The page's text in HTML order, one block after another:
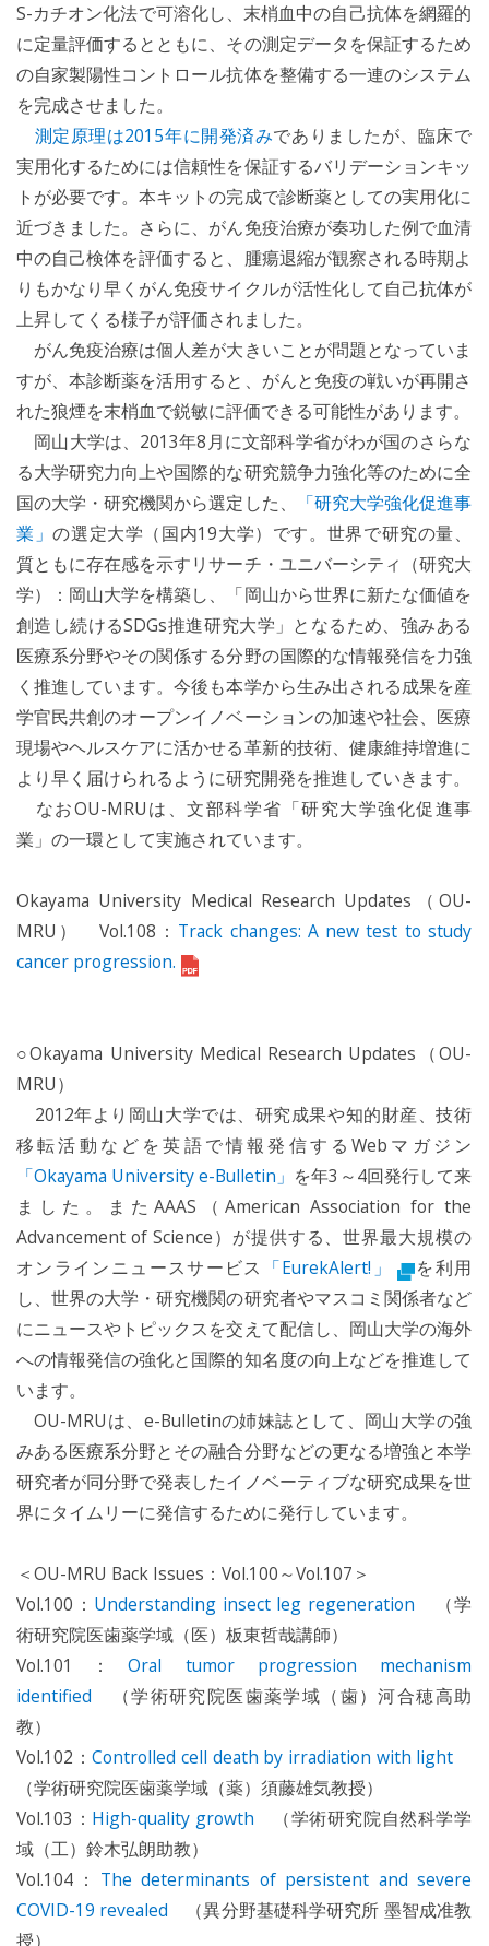
S-カチオン化法で可溶化し、末梢血中の自己抗体を網羅的
に定量評価するとともに、その測定データを保証するため
の自家製陽性コントロール抗体を整備する一連のシステム
を完成させました。
測定原理は2015年に開発済みでありましたが、臨床で
実用化するためには信頼性を保証するバリデーションキッ
トが必要です。本キットの完成で診断薬としての実用化に
近づきました。さらに、がん免疫治療が奏功した例で血清
中の自己検体を評価すると、腫瘍退縮が観察される時期よ
りもかなり早くがん免疫サイクルが活性化して自己抗体が
上昇してくる様子が評価されました。
がん免疫治療は個人差が大きいことが問題となっていま
すが、本診断薬を活用すると、がんと免疫の戦いが再開さ
れた狼煙を末梢血で鋭敏に評価できる可能性があります。
岡山大学は、2013年8月に文部科学省がわが国のさらな
る大学研究力向上や国際的な研究競争力強化等のために全
国の大学・研究機関から選定した、
「研究大学強化促進事
業」の選定大学（国内19大学）です。世界で研究の量、
質ともに存在感を示すリサーチ・ユニバーシティ（研究大
学）：岡山大学を構築し、「岡山から世界に新たな価値を
創造し続けるSDGs推進研究大学」となるため、強みある
医療系分野やその関係する分野の国際的な情報発信を力強
く推進しています。今後も本学から生み出される成果を産
学官民共創のオープンイノベーションの加速や社会、医療
現場やヘルスケアに活かせる革新的技術、健康維持増進に
より早く届けられるように研究開発を推進していきます。
なおOU-MRUは、文部科学省「研究大学強化促進事
業」の一環として実施されています。
Okayama University Medical Research Updates（OU-
MRU） Vol.108： Track changes: A new test to study
cancer progression.
○Okayama University Medical Research Updates（OU-
MRU）
2012年より岡山大学では、研究成果や知的財産、技術
移転活動などを英語で情報発信するWebマガジン
「Okayama University e-Bulletin」 を年3～4回発行して来
ました。またAAAS（American Association for the
Advancement of Science）が提供する、世界最大規模の
オンラインニュースサービス 「EurekAlert!」
を利用
し、世界の大学・研究機関の研究者やマスコミ関係者など
にニュースやトピックスを交えて配信し、岡山大学の海外
への情報発信の強化と国際的知名度の向上などを推進して
います。
OU-MRUは、e-Bulletinの姉妹誌として、岡山大学の強
みある医療系分野とその融合分野などの更なる増強と本学
研究者が同分野で発表したイノベーティブな研究成果を世
界にタイムリーに発信するために発行しています。
＜OU-MRU Back Issues：Vol.100～Vol.107＞
Vol.100： Understanding insect leg regeneration （学
術研究院医歯薬学域（医）板東哲哉講師）
Vol.101：Oral tumor progression mechanism
identified （学術研究院医歯薬学域（歯）河合穂高助
教）
Vol.102：Controlled cell death by irradiation with light
（学術研究院医歯薬学域（薬）須藤雄気教授）
Vol.103： High-quality growth （学術研究院自然科学学
域（工）鈴木弘朗助教）
Vol.104： The determinants of persistent and severe
COVID-19 revealed （異分野基礎科学研究所 墨智成准教
授）